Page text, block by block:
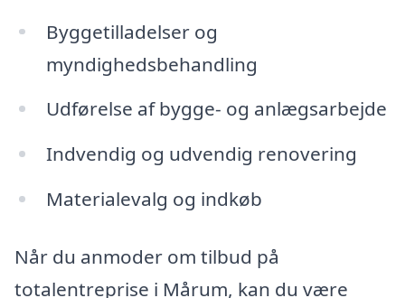
Byggetilladelser og
myndighedsbehandling
Udførelse af bygge- og anlægsarbejde
Indvendig og udvendig renovering
Materialevalg og indkøb
Når du anmoder om tilbud på
totalentreprise i Mårum, kan du være